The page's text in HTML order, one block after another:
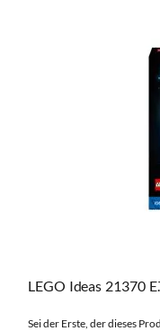
LEGO Ideas 21370
Sei der Erste, der dieses